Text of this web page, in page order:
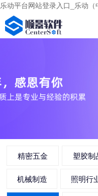
乐动平台网站登录入口_乐动（
精密五金 塑胶制
机械制造 照明行